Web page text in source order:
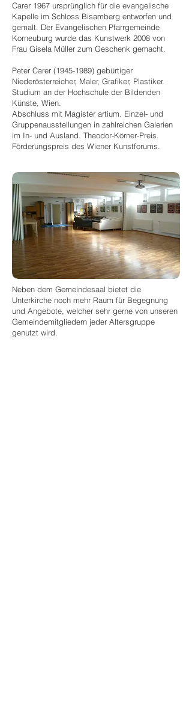
Carer 1967 ursprünglich für die evangelische
Kapelle im Schloss Bisamberg entworfen und
gemalt. Der Evangelischen Pfarrgemeinde
Korneuburg wurde das Kunstwerk 2008 von
Frau Gisela Müller zum Geschenk gemacht.
Peter Carer (1945-1989) gebürtiger
Niederösterreicher, Maler, Grafiker, Plastiker.
Studium an der Hochschule der Bildenden
Künste, Wien.
Abschluss mit Magister artium. Einzel- und
Gruppenausstellungen in zahlreichen Galerien
im In- und Ausland. Theodor-Körner-Preis.
Förderungspreis des Wiener Kunstforums.
Neben dem Gemeindesaal bietet die
Unterkirche noch mehr Raum für Begegnung
und Angebote, welcher sehr gerne von unseren
Gemeindemitgliedern jeder Altersgruppe
genutzt wird.